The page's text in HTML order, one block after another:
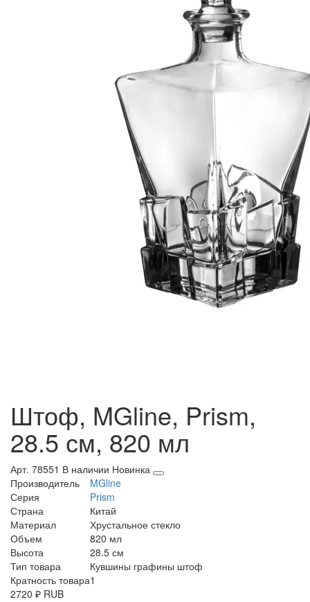
Штоф, MGline, Prism,
28.5 см, 820 мл
Арт. 78551 В наличии Новинка
Производитель
MGline
Серия
Prism
Страна
Китай
Материал
Хрустальное стекло
Объем
820 мл
Высота
28.5 см
Тип товара
Кувшины графины штоф
Кратность товара1
2720 ₽ RUB